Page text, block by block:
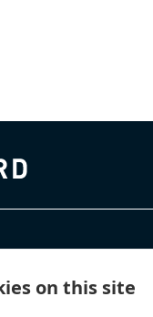
on this site